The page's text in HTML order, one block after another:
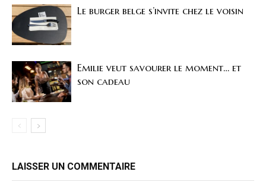
Le burger belge s’invite chez le voisin
Emilie veut savourer le moment… et
son cadeau
LAISSER UN COMMENTAIRE